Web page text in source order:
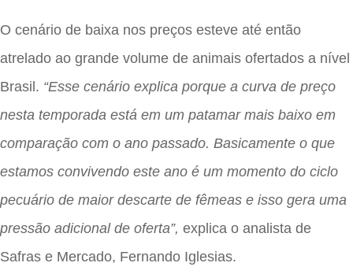
O cenário de baixa nos preços esteve até então
atrelado ao grande volume de animais ofertados a nível
Brasil. “Esse cenário explica porque a curva de preço
nesta temporada está em um patamar mais baixo em
comparação com o ano passado. Basicamente o que
estamos convivendo este ano é um momento do ciclo
pecuário de maior descarte de fêmeas e isso gera uma
pressão adicional de oferta”, explica o analista de
Safras e Mercado, Fernando Iglesias.